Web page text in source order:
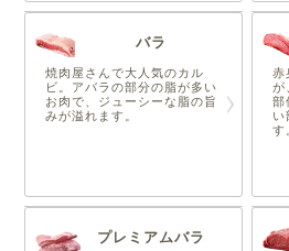
バラ
焼肉屋さんで大人気のカル
ビ。アバラの部分の脂が多い
お肉で、ジューシーな脂の旨
みが溢れます。
赤
が
部
い
す
プレミアムバラ